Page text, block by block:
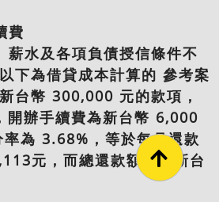
費
薪水及各項負債授信條件不
下為借貸成本計算的 參考案
台幣 300,000 元的款項，
開辦手續費為新台幣 6,000
為 3.68%，等於每月還款
元，而總還款額則為新台